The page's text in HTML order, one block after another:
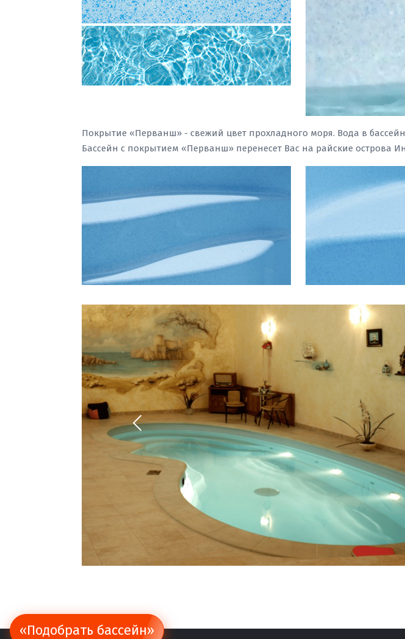
Покрытие «Перванш» - свежий цвет прохладного моря. Вода в
Бассейн с покрытием «Перванш» перенесет Вас на райские острова
«Подобрать бассейн»